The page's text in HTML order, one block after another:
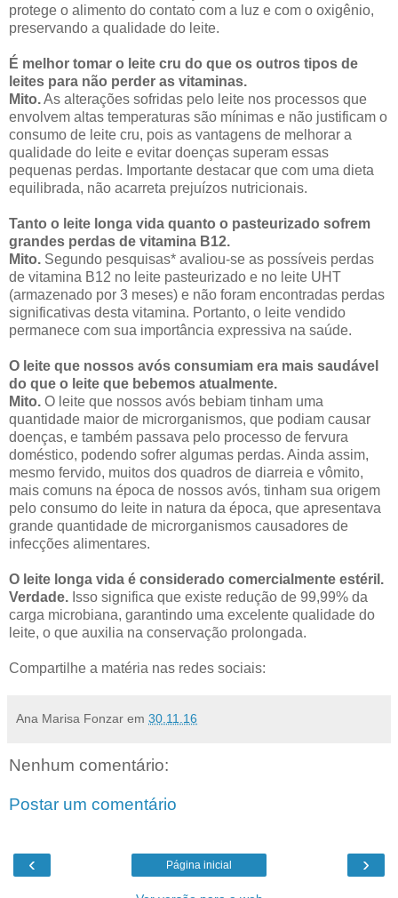
protege o alimento do contato com a luz e com o oxigênio,
preservando a qualidade do leite.
É melhor tomar o leite cru do que os outros tipos de
leites para não perder as vitaminas.
Mito.As alterações sofridas pelo leite nos processos que
envolvem altas temperaturas são mínimas e não justificam o
consumo de leite cru, pois as vantagens de melhorar a
qualidade do leite e evitar doenças superam essas
pequenas perdas. Importante destacar que com uma dieta
equilibrada, não acarreta prejuízos nutricionais.
Tanto o leite longa vida quanto o pasteurizado sofrem
grandes perdas de vitamina B12.
Mito. Segundo pesquisas* avaliou-se as possíveis perdas
de vitamina B12 no leite pasteurizado e no leite UHT
(armazenado por 3 meses) e não foram encontradas perdas
significativas desta vitamina. Portanto, o leite vendido
permanece com sua importância expressiva na saúde.
O leite que nossos avós consumiam era mais saudável
do que o leite que bebemos atualmente.
Mito. O leite que nossos avós bebiam tinham uma
quantidade maior de microrganismos, que podiam causar
doenças, e também passava pelo processo de fervura
doméstico, podendo sofrer algumas perdas. Ainda assim,
mesmo fervido, muitos dos quadros de diarreia e vômito,
mais comuns na época de nossos avós, tinham sua origem
pelo consumo do leite in natura da época, que apresentava
grande quantidade de microrganismos causadores de
infecções alimentares.
O leite longa vida é considerado comercialmente estéril.
Verdade. Isso significa que existe redução de 99,99% da
carga microbiana, garantindo uma excelente qualidade do
leite, o que auxilia na conservação prolongada.
Compartilhe a matéria nas redes sociais:
Ana Marisa Fonzar em 30.11.16
Nenhum comentário:
Postar um comentário
‹ ›
Página inicial